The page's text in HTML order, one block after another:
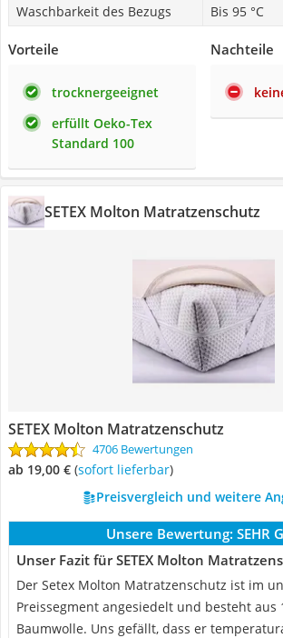
Waschbarkeit des Bezugs Bis 95 °C
Vorteile
trocknergeeignet
erfüllt Oeko-Tex
Standard 100
Nachteile
SETEX Molton Matratzenschutz
SETEX Molton Matratzenschutz
4706 Bewertungen
ab 19,00 € ( Sofort lieferbar)
Preisvergleich und weitere
Unsere Bewertung: SEHR
Unser Fazit für SETEX Molton
Der Setex Molton Matratzenschutz ist im
Preissegment angesiedelt und besteht aus
Baumwolle. Uns gefällt, dass er